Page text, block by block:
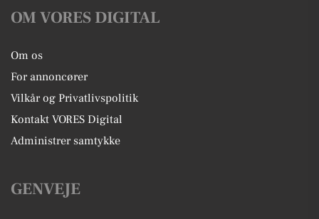
OM VORES DIGITAL
Om os
For annoncører
Vilkår og Privatlivspolitik
Kontakt VORES Digital
Administrer samtykke
GENVEJE